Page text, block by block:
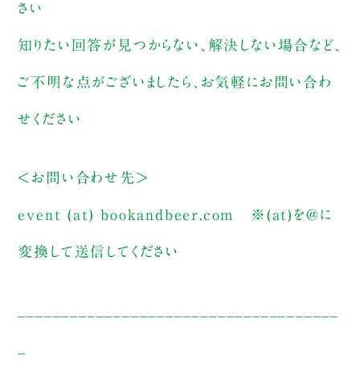
さい
知りたい回答が見つからない、解決しない場合など、
ご不明な点がございましたら、お気軽にお問い合わ
せください
＜お問い合わせ先＞
event (at) bookandbeer.com ※(at)を@に
変換して送信してください